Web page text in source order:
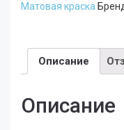
Кадмий
1021
Матовая краска
Описание
Описание